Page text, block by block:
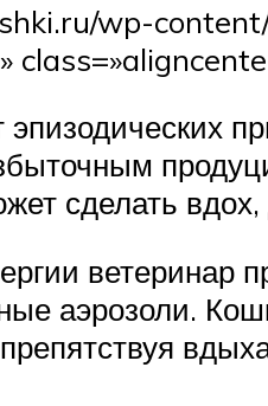
wp-
сделать
ветеринар
аэрозоли.